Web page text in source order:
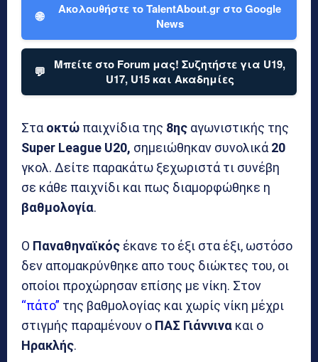
🌐
Ακολουθήστε το TalentAbout.gr στο Google
News
💬
Μπείτε στο Forum μας! Συζητήστε για U19,
U17, U15 και Ακαδημίες
Σταοκτώ παιχνίδια της 8ης αγωνιστικής της
Super League U20, σημειώθηκαν συνολικά20
γκολ. Δείτε παρακάτω ξεχωριστά τι συνέβη
σε κάθε παιχνίδι και πως διαμορφώθηκε η
βαθμολογία.
Ο Παναθηναϊκός έκανε το έξι στα έξι, ωστόσο
δεν απομακρύνθηκε απο τους διώκτες του, οι
οποίοι προχώρησαν επίσης με νίκη. Στον
“πάτο” της βαθμολογίας και χωρίς νίκη μέχρι
στιγμής παραμένουν ο ΠΑΣ Γιάννινα και ο
Ηρακλής.